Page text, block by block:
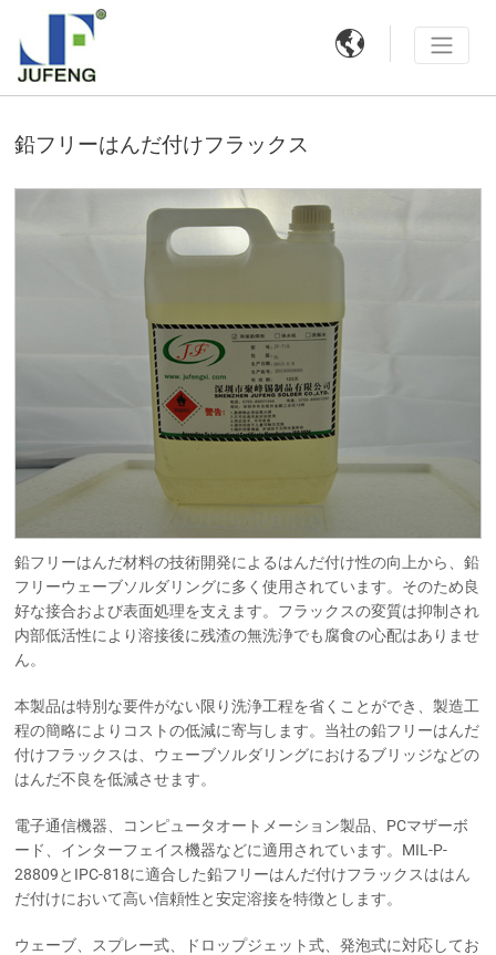

鉛フリーはんだ付けフラックス
鉛フリーはんだ材料の技術開発によるはんだ付け性の向上から、鉛
フリーウェーブソルダリングに多く使用されています。そのため良
好な接合および表面処理を支えます。フラックスの変質は抑制され
内部低活性により溶接後に残渣の無洗浄でも腐食の心配はありませ
ん。
本製品は特別な要件がない限り洗浄工程を省くことができ、製造工
程の簡略によりコストの低減に寄与します。当社の鉛フリーはんだ
付けフラックスは、ウェーブソルダリングにおけるブリッジなどの
はんだ不良を低減させます。
電子通信機器、コンピュータオートメーション製品、PCマザーボ
ード、インターフェイス機器などに適用されています。MIL-P-
28809とIPC-818に適合した鉛フリーはんだ付けフラックスははん
だ付けにおいて高い信頼性と安定溶接を特徴とします。
ウェーブ、スプレー式、ドロップジェット式、発泡式に対応してお